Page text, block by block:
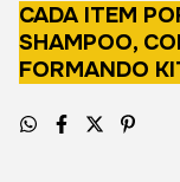
CADA ITEM
SHAMPOO,
FORMANDO